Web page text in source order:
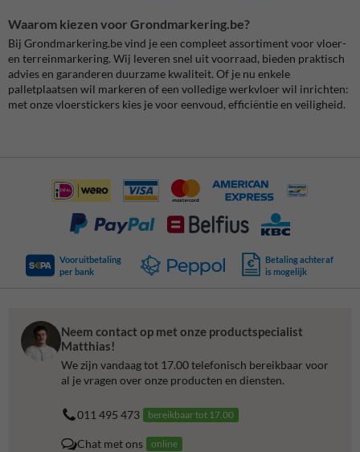
Waarom kiezen voor Grondmarkering.be?
Bij Grondmarkering.be vind je een compleet assortiment voor vloer-
en terreinmarkering. Wij leveren snel uit voorraad, bieden praktisch
advies en garanderen duurzame kwaliteit. Of je nu enkele
palletplaatsen wil markeren of een volledige werkvloer wil inrichten:
met onze vloerstickers kies je voor eenvoud, efficiëntie en veiligheid.
Vooruitbetaling
per bank
Betaling achteraf
is mogelijk
Neem contact op met onze productspecialist
Matthias!
We zijn vandaag tot 17.00 telefonisch bereikbaar voor
al je vragen over onze producten en diensten.
011 495 473 bereikbaar tot 17.00
Chat met ons online